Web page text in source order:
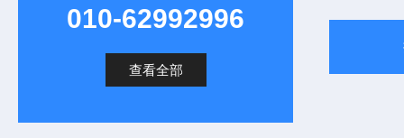
010-62992996
查看全部